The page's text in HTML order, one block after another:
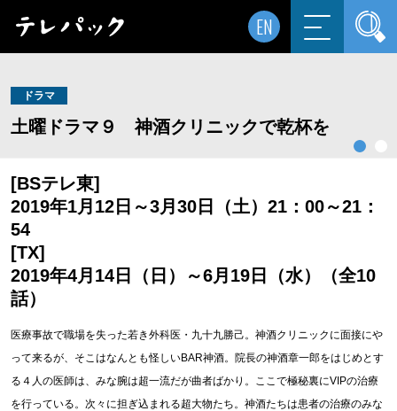
EN
ドラマ
土曜ドラマ９ 神酒クリニックで乾杯を
[BSテレ東]
2019年1月12日～3月30日（土）21：00～21：
54
[TX]
2019年4月14日（日）～6月19日（水）（全10
話）
医療事故で職場を失った若き外科医・九十九勝己。神酒クリニックに面接にや
って来るが、そこはなんとも怪しいBAR神酒。院長の神酒章一郎をはじめとす
る４人の医師は、みな腕は超一流だが曲者ばかり。ここで極秘裏にVIPの治療
を行っている。次々に担ぎ込まれる超大物たち。神酒たちは患者の治療のみな